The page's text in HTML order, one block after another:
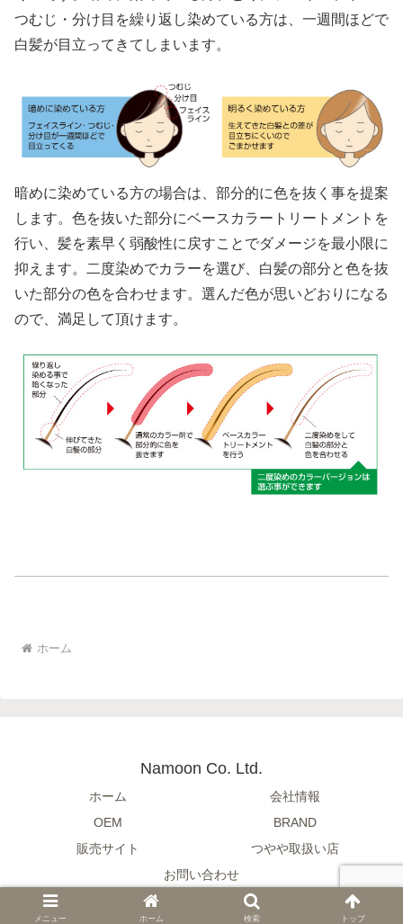
つむじ・分け目を繰り返し染めている方は、一週間ほどで
白髪が目立ってきてしまいます。
暗めに染めている方の場合は、部分的に色を抜く事を提案
します。色を抜いた部分にベースカラートリートメントを
行い、髪を素早く弱酸性に戻すことでダメージを最小限に
抑えます。二度染めでカラーを選び、白髪の部分と色を抜
いた部分の色を合わせます。選んだ色が思いどおりになる
ので、満足して頂けます。
ホーム
Namoon Co. Ltd.
ホーム
会社情報
OEM
BRAND
販売サイト
つやや取扱い店
お問い合わせ
© 2017-2026 Namoon Co. Ltd..
メニュー ホーム 検索 トップ